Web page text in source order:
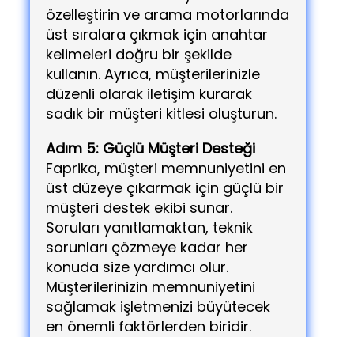
özelleştirin ve arama motorlarında
üst sıralara çıkmak için anahtar
kelimeleri doğru bir şekilde
kullanın. Ayrıca, müşterilerinizle
düzenli olarak iletişim kurarak
sadık bir müşteri kitlesi oluşturun.
Adım 5: Güçlü Müşteri Desteği
Faprika, müşteri memnuniyetini en
üst düzeye çıkarmak için güçlü bir
müşteri destek ekibi sunar.
Soruları yanıtlamaktan, teknik
sorunları çözmeye kadar her
konuda size yardımcı olur.
Müşterilerinizin memnuniyetini
sağlamak işletmenizi büyütecek
en önemli faktörlerden biridir.